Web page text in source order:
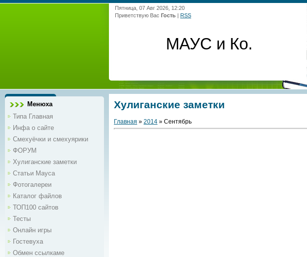
Пятница, 07 Авг 2026, 12:20
Приветствую Вас Гость | RSS
МАУС и Ко.
Менюха
Типа Главная
Инфа о сайте
Смехуёчки и смехуярики
ФОРУМ
Хулиганские заметки
Статьи Мауса
Фотогалереи
Каталог файлов
ТОП100 сайтов
Тесты
Онлайн игры
Гостевуха
Обмен ссылкаме
Хулиганские заметки
Главная » 2014 » Сентябрь